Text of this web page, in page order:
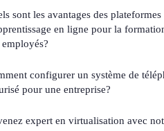
sont les avantages des plateformes
en ligne pour la
employés?
configurer un système de
pour une entreprise?
expert en virtualisation avec